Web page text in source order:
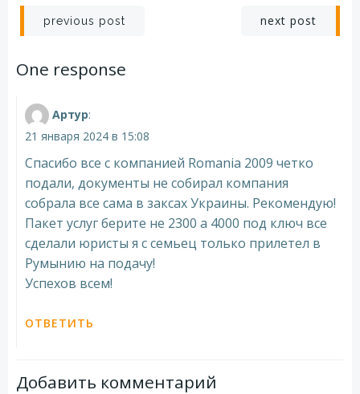
Навигация
по
записям
previous post
Навигация
next post
One response
Артур:
21 января 2024 в 15:08
Спасибо все с компанией Romania 2009 четко
подали, документы не собирал компания
собрала все сама в заксах Украины. Рекомендую!
Пакет услуг берите не 2300 а 4000 под ключ все
сделали юристы я с семьец только прилетел в
Румынию на подачу!
Успехов всем!
ОТВЕТИТЬ
Добавить комментарий